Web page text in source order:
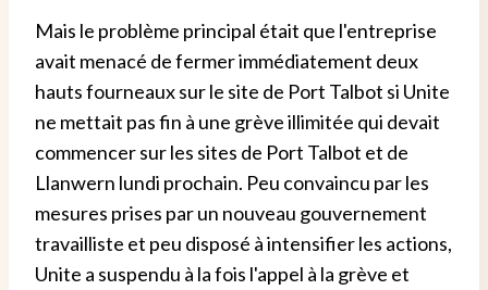
Mais le problème principal était que l'entreprise
avait menacé de fermer immédiatement deux
hauts fourneaux sur le site de Port Talbot si Unite
ne mettait pas fin à une grève illimitée qui devait
commencer sur les sites de Port Talbot et de
Llanwern lundi prochain. Peu convaincu par les
mesures prises par un nouveau gouvernement
travailliste et peu disposé à intensifier les actions,
Unite a suspendu à la fois l'appel à la grève et